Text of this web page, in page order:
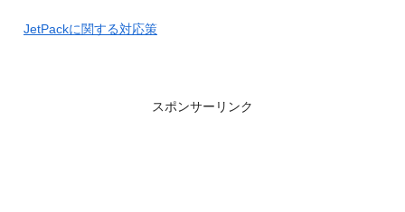
JetPackに関する対応策
スポンサーリンク